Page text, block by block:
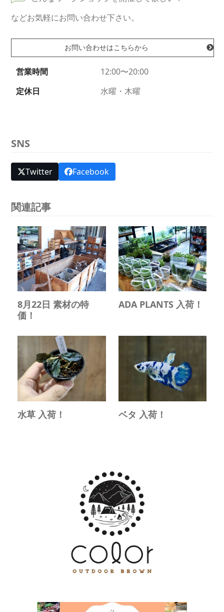
などお気軽にお問い合わせ下さい。
お問い合わせはこちらから
営業時間
12:00〜20:00
定休日
水曜・木曜
SNS
Twitter Facebook
関連記事
8月22日 素材の特
価！
ADA PLANTS 入荷！
水草 入荷！ ベタ 入荷！